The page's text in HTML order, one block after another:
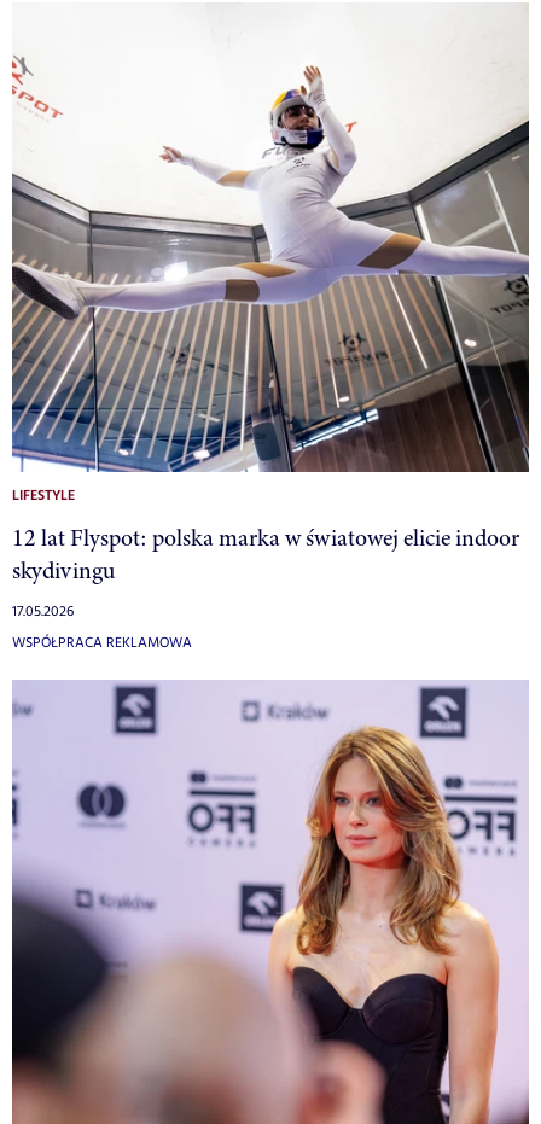
LIFESTYLE
12 lat Flyspot: polska marka w światowej elicie indoor
skydivingu
17.05.2026
WSPÓŁPRACA REKLAMOWA